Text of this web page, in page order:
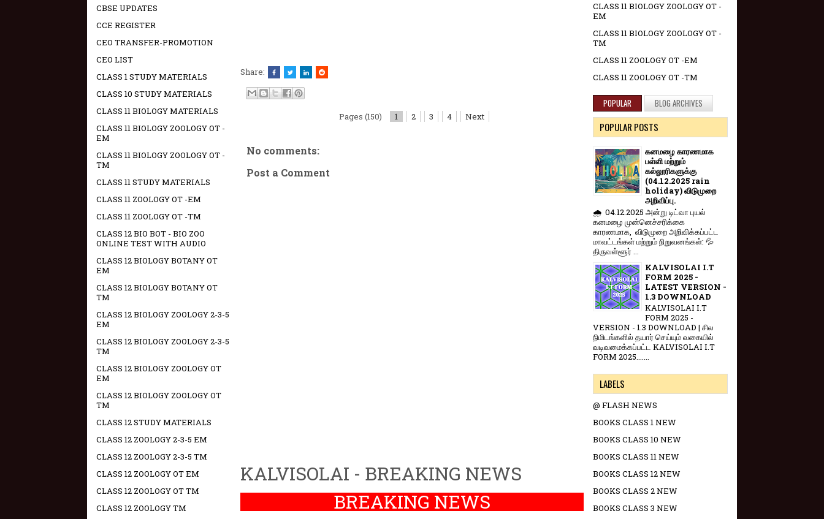
Share:
Pages (150) 1 2 3 4 Next
No comments:
Post a Comment
KALVISOLAI - BREAKING NEWS
BREAKING NEWS
CBSE UPDATES
CCE REGISTER
CEO TRANSFER-PROMOTION
CEO LIST
CLASS 1 STUDY MATERIALS
CLASS 10 STUDY MATERIALS
CLASS 11 BIOLOGY MATERIALS
CLASS 11 BIOLOGY ZOOLOGY OT -
EM
CLASS 11 BIOLOGY ZOOLOGY OT -
TM
CLASS 11 STUDY MATERIALS
CLASS 11 ZOOLOGY OT -EM
CLASS 11 ZOOLOGY OT -TM
CLASS 12 BIO BOT - BIO ZOO
ONLINE TEST WITH AUDIO
CLASS 12 BIOLOGY BOTANY OT
EM
CLASS 12 BIOLOGY BOTANY OT
TM
CLASS 12 BIOLOGY ZOOLOGY 2-3-5
EM
CLASS 12 BIOLOGY ZOOLOGY 2-3-5
TM
CLASS 12 BIOLOGY ZOOLOGY OT
EM
CLASS 12 BIOLOGY ZOOLOGY OT
TM
CLASS 12 STUDY MATERIALS
CLASS 12 ZOOLOGY 2-3-5 EM
CLASS 12 ZOOLOGY 2-3-5 TM
CLASS 12 ZOOLOGY OT EM
CLASS 12 ZOOLOGY OT TM
CLASS 12 ZOOLOGY TM
CLASS 11 BIOLOGY ZOOLOGY OT -
EM
CLASS 11 BIOLOGY ZOOLOGY OT -
TM
CLASS 11 ZOOLOGY OT -EM
CLASS 11 ZOOLOGY OT -TM
POPULAR BLOG ARCHIVES
POPULAR POSTS
கனமழை காரணமாக
பள்ளி மற்றும்
கல்லூரிகளுக்கு
(04.12.2025 rain
holiday) விடுமுறை
அறிவிப்பு.
🌧️ 04.12.2025 அன்று டிட்வா புயல்
கனமழை முன்னெச்சரிக்கை
காரணமாக, விடுமுறை அறிவிக்கப்பட்ட
மாவட்டங்கள் மற்றும் நிறுவனங்கள்: 💦
திருவள்ளூர் ...
KALVISOLAI I.T
FORM 2025 -
LATEST VERSION -
1.3 DOWNLOAD
KALVISOLAI I.T
FORM 2025 -
VERSION - 1.3 DOWNLOAD | சில
நிமிடங்களில் தயார் செய்யும் வகையில்
வடிவமைக்கப்பட்ட KALVISOLAI I.T
FORM 2025.......
LABELS
@ FLASH NEWS
BOOKS CLASS 1 NEW
BOOKS CLASS 10 NEW
BOOKS CLASS 11 NEW
BOOKS CLASS 12 NEW
BOOKS CLASS 2 NEW
BOOKS CLASS 3 NEW